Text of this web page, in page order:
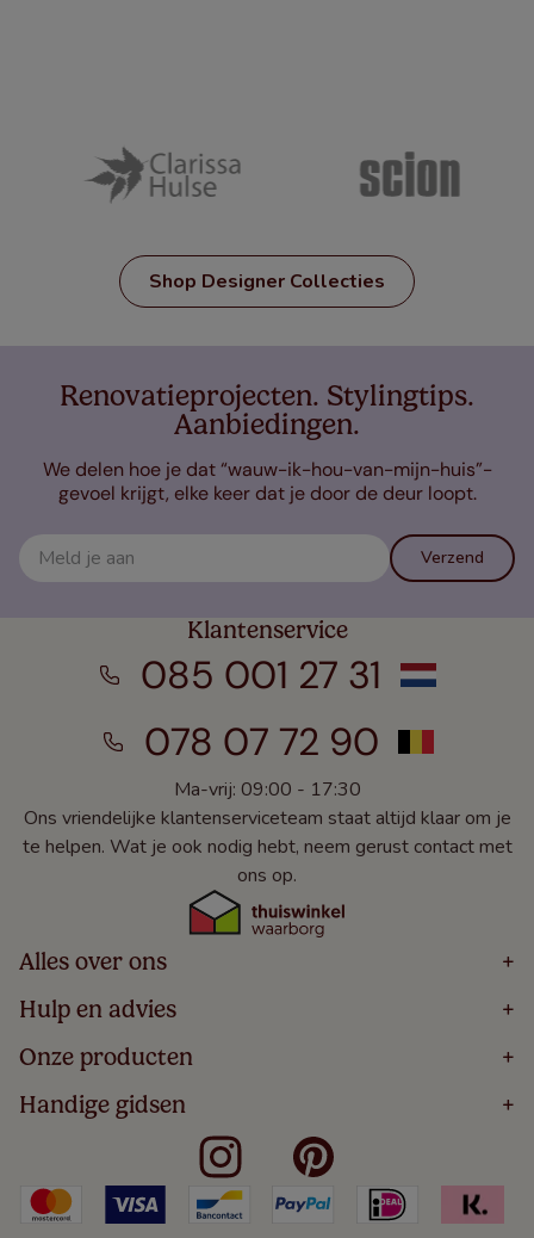
Shop Designer Collecties
Renovatieprojecten. Stylingtips.
Aanbiedingen.
We delen hoe je dat “wauw-ik-hou-van-mijn-huis”-
gevoel krijgt, elke keer dat je door de deur loopt.
Verzend
Klantenservice
085 001 27 31
078 07 72 90
Ma-vrij: 09:00 - 17:30
Ons vriendelijke klantenserviceteam staat altijd klaar om je
te helpen. Wat je ook nodig hebt, neem gerust contact met
ons op.
Alles over ons +
Home
Over
Bestellen
Winacties
Veelgestelde Vragen
Hulp en advies +
Volg Je Bestelling
Levering
5 Jaar Garantie
Algemene Voorwaarden
Kindveiligheid
Cookies
Onze producten +
Houten Jaloezieën
Rolgordijnen
Verticale Jaloezieën
Duo Rolgordijnen
Handige gidsen +
Meten Voor Raamdecoratie
Badkamer Raamdecoratie
Slaapkamer Raamdecoratie
Keuken Raamdecoratie